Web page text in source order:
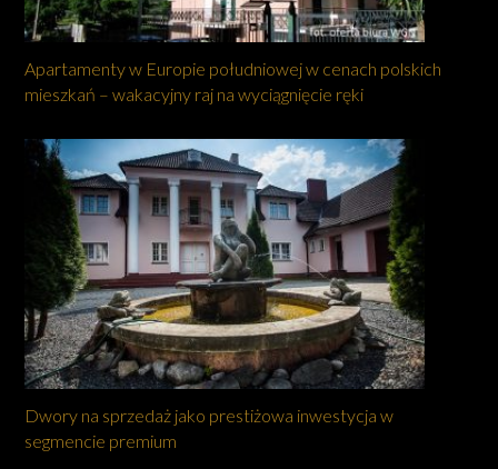
Apartamenty w Europie południowej w cenach polskich
mieszkań – wakacyjny raj na wyciągnięcie ręki
Dwory na sprzedaż jako prestiżowa inwestycja w
segmencie premium